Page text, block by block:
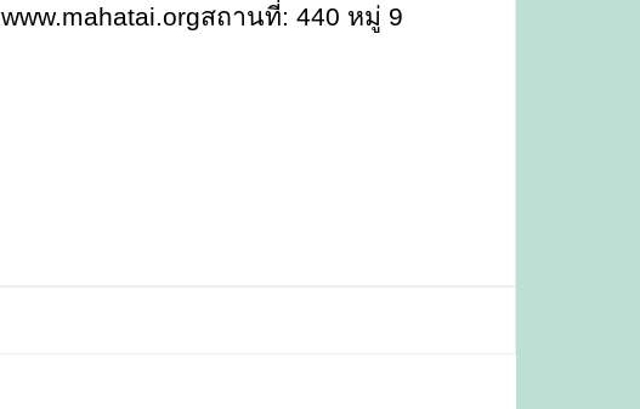
www.mahatai.orgสถานที่: 440 หมู่ 9